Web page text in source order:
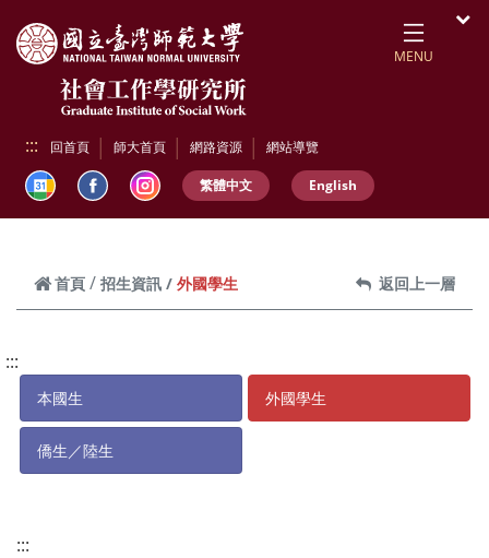
MENU
::: 回首頁 師大首頁 網路資源 網站導覽
繁體中文 English
首頁 招生資訊 外國學生 返回上一層
:::
本國生 外國學生
僑生／陸生
:::